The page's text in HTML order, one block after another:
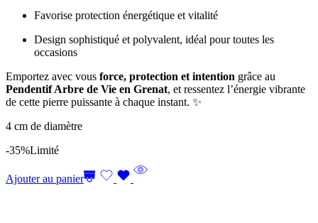
Favorise protection énergétique et vitalité
Design sophistiqué et polyvalent, idéal pour toutes les
occasions
Emportez avec vous force, protection et intention grâce au
Pendentif Arbre de Vie en Grenat, et ressentez l’énergie vibrante
de cette pierre puissante à chaque instant. ✨
4 cm de diamètre
-35%Limité
Ajouter au panier